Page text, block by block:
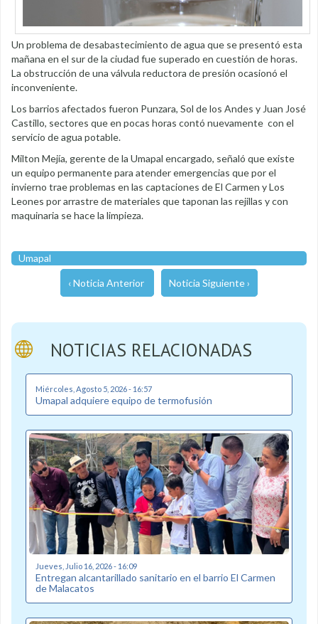
Un problema de desabastecimiento de agua que se presentó esta
mañana en el sur de la ciudad fue superado en cuestión de horas.
La obstrucción de una válvula reductora de presión ocasionó el
inconveniente.
Los barrios afectados fueron Punzara, Sol de los Andes y Juan José
Castillo, sectores que en pocas horas contó nuevamente con el
servicio de agua potable.
Milton Mejía, gerente de la Umapal encargado, señaló que existe
un equipo permanente para atender emergencias que por el
invierno trae problemas en las captaciones de El Carmen y Los
Leones por arrastre de materiales que taponan las rejillas y con
maquinaria se hace la limpieza.
Umapal
‹ Noticia Anterior Noticia Siguiente ›
NOTICIAS RELACIONADAS
Miércoles, Agosto 5, 2026 - 16:57
Umapal adquiere equipo de termofusión
Jueves, Julio 16, 2026 - 16:09
Entregan alcantarillado sanitario en el barrio El Carmen
de Malacatos